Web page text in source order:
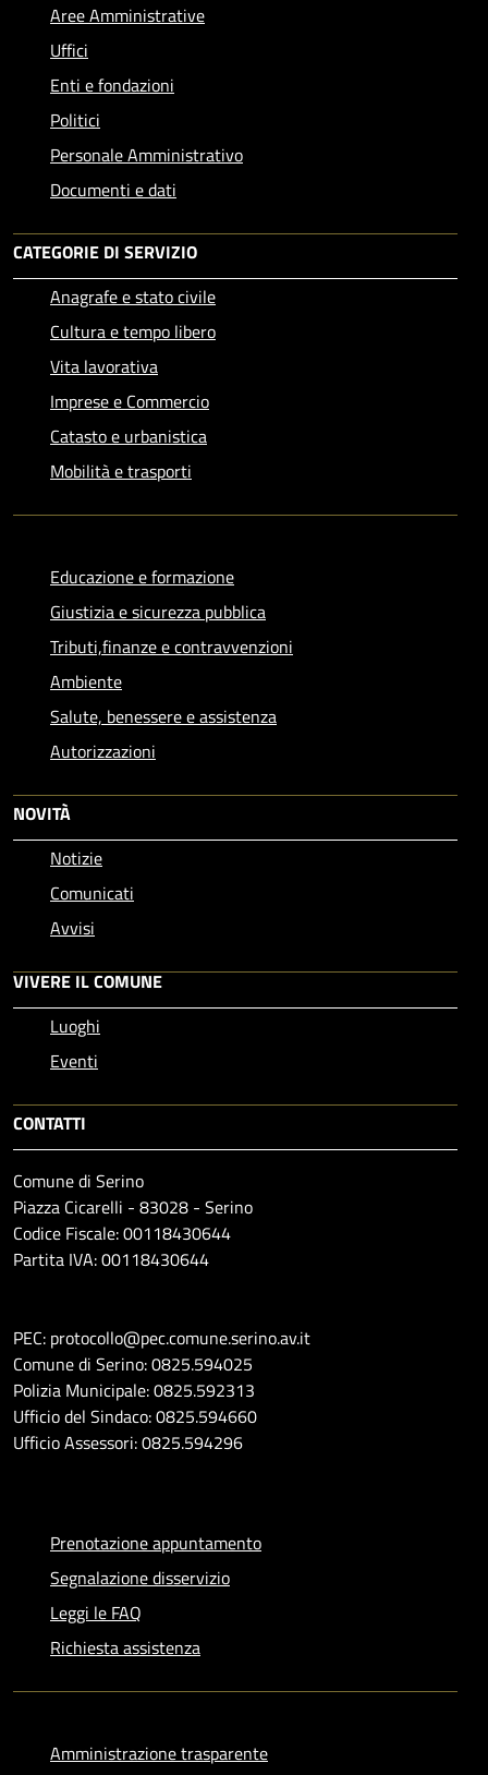
Aree Amministrative
Uffici
Enti e fondazioni
Politici
Personale Amministrativo
Documenti e dati
CATEGORIE DI SERVIZIO
Anagrafe e stato civile
Cultura e tempo libero
Vita lavorativa
Imprese e Commercio
Catasto e urbanistica
Mobilità e trasporti
Educazione e formazione
Giustizia e sicurezza pubblica
Tributi,finanze e contravvenzioni
Ambiente
Salute, benessere e assistenza
Autorizzazioni
NOVITÀ
Notizie
Comunicati
Avvisi
VIVERE IL COMUNE
Luoghi
Eventi
CONTATTI
Comune di Serino
Piazza Cicarelli - 83028 - Serino
Codice Fiscale: 00118430644
Partita IVA: 00118430644
PEC: protocollo@pec.comune.serino.av.it
Comune di Serino: 0825.594025
Polizia Municipale: 0825.592313
Ufficio del Sindaco: 0825.594660
Ufficio Assessori: 0825.594296
Prenotazione appuntamento
Segnalazione disservizio
Leggi le FAQ
Richiesta assistenza
Amministrazione trasparente